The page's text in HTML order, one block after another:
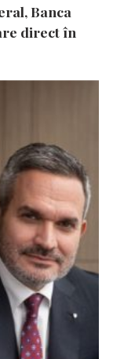
Banca
direct în